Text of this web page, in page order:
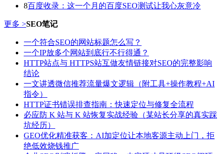
8百度收录：这一个月的百度SEO测试让我心灰意冷
更多 >SEO笔记
一个符合SEO的网站标题怎么写？
一个IP放多个网站到底行不行得通？
HTTP站点与 HTTPS站互做友情链接对SEO的完整影响
结论
一文讲透微信推荐流量爆文逻辑（附工具+操作教程+AI
指令）
HTTP证书错误排查指南：快速定位与修复全流程
必应防 K 站与 K 站恢复实战经验（某站长分享的真实踩
坑经历）
GEO优化精准获客：AI加定位让本地客源主动上门，拒
绝低效烧钱推广